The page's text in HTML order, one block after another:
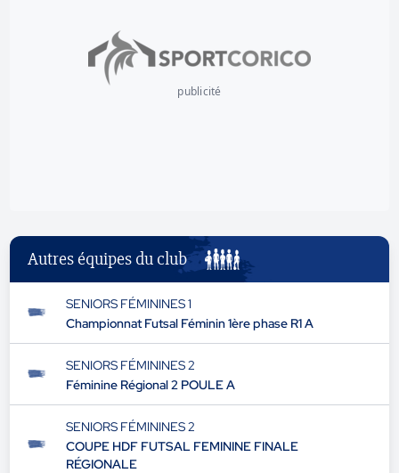
publicité
Autres équipes du club
SENIORS FÉMININES 1
Championnat Futsal Féminin 1ère phase R1 A
SENIORS FÉMININES 2
Féminine Régional 2 POULE A
SENIORS FÉMININES 2
COUPE HDF FUTSAL FEMININE FINALE
RÉGIONALE